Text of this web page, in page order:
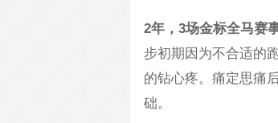
2年，3场金标全马赛
步初期因为不合适的
的钻心疼。痛定思痛
础。